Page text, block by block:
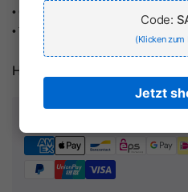
• Größen verstellbarer Latz zum
• Trachtenknöpfe und Stickereien
Herstellerinformationen
Code:
(Klicken zum
Jetzt